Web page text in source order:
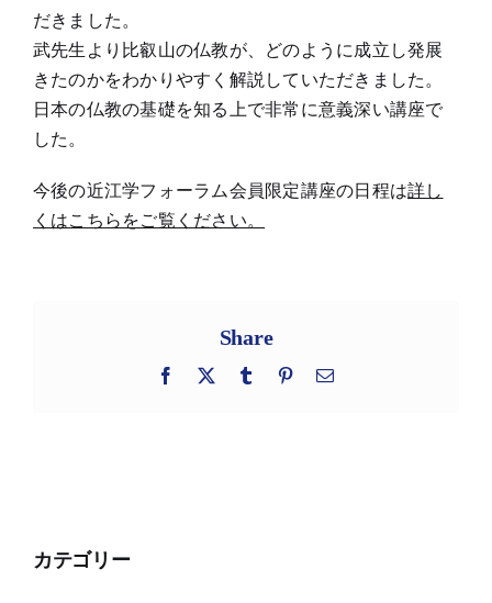
だきました。
武先生より比叡山の仏教が、どのように成立し発展
きたのかをわかりやすく解説していただきました。
日本の仏教の基礎を知る上で非常に意義深い講座で
した。
今後の近江学フォーラム会員限定講座の日程は詳し
くはこちらをご覧ください。
Share
Facebook
X Tumblr Pinterest
電
カテゴリー